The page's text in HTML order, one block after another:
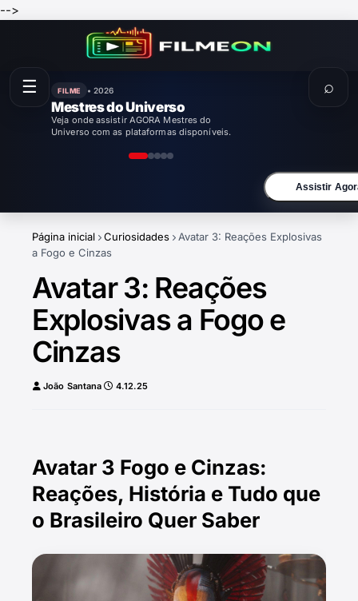
-->
FILME • 2026
Enola Holmes 3
Veja onde assistir AGORA Enola Holmes 3
com as plataformas disponíveis.
Assistir
Página inicial Curiosidades
Avatar 3: Reações Explosivas
a Fogo e Cinzas
Avatar 3: Reações
Explosivas a Fogo e
Cinzas
João Santana 4.12.25
Avatar 3 Fogo e Cinzas:
Reações, História e Tudo que
o Brasileiro Quer Saber
☰ ⌕